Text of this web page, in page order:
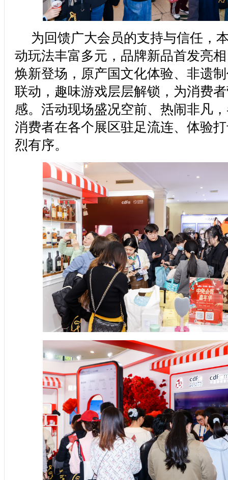
为回馈广大会员的支持与信任，
动玩法丰富多元，品牌新品首发亮
焕新登场，原产国文化体验、非遗
联动，趣味游戏层层解锁，为消费
感。活动现场盛况空前、热闹非凡
消费者在各个展区驻足流连、体验
烈有序。